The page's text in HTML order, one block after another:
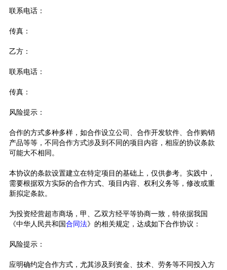
联系电话：
传真：
乙方：
联系电话：
传真：
风险提示：
合作的方式多种多样，如合作设立公司、合作开发软件、合作购销
产品等等，不同合作方式涉及到不同的项目内容，相应的协议条款
可能大不相同。
本协议的条款设置建立在特定项目的基础上，仅供参考。实践中，
需要根据双方实际的合作方式、项目内容、权利义务等，修改或重
新拟定条款。
为投资经营超市商场，甲、乙双方经平等协商一致，特依据我国
《中华人民共和国 合同法》的相关规定，达成如下合作协议：
风险提示：
应明确约定合作方式，尤其涉及到资金、技术、劳务等不同投入方